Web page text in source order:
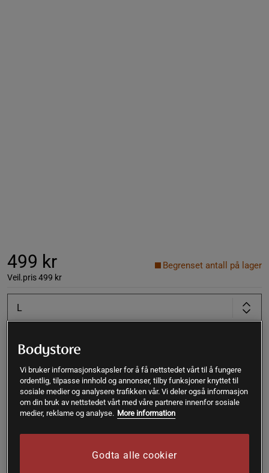
499 kr
Veil.pris499 kr
Begrenset antall på lager
L
Gratis frakt over 399 kr Gratis retur 14 dagers angrerett
SKU #1687-201R | EAN 7350127661305
former overkroppen og gir stabil støtte gjennom hele
Vi bruker informasjonskapsler for å få nettstedet vårt til å fungere
ordentlig, tilpasse innhold og annonser, tilby funksjoner knyttet til
sosiale medier og analysere trafikken vår. Vi deler også informasjon
om din bruk av nettstedet vårt med våre partnere innenfor sosiale
medier, reklame og analyse. More information
Godta alle cookier